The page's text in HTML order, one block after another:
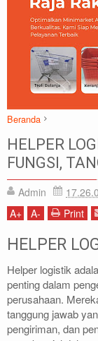
Beranda
Artikel
logistik
HELPER LOGISTIK
JAWAB
HELPER
FUNGSI,
Admin
A+ A- Print
HELPER
Helper logistik
penting dalam
perusahaan.
tanggung jawab
pengiriman, dan